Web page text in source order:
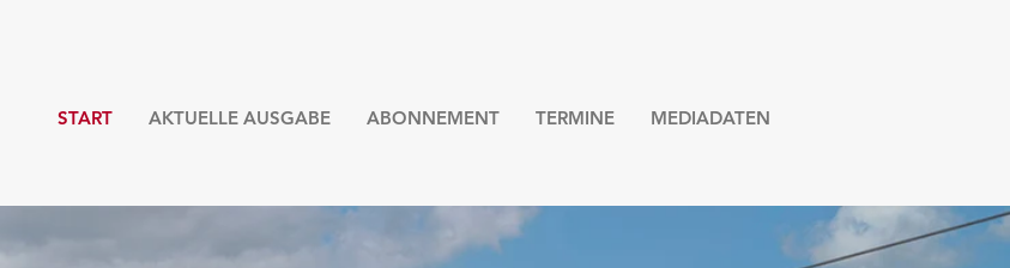
START AKTUELLE AUSGABE ABONNEMENT TERMINE MEDIADATEN